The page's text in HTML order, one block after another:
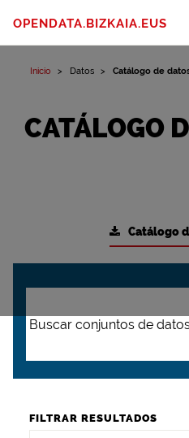
OPENDATA.BIZKAIA.EUS
Inicio Datos Catálogo de
CATÁLOGO
Catálogo
FILTRAR RESULTADOS